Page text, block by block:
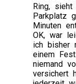
Ring,
Parkplatz
Minuten
OK, war
ich bisher
einem
niemand
versichert